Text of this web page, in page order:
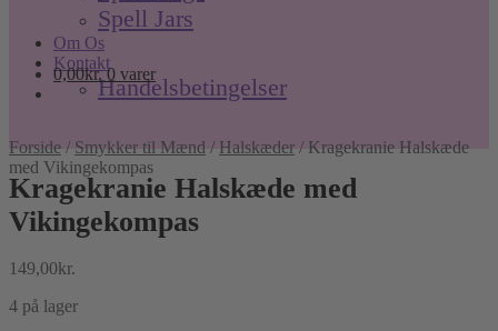
Spell Jars
Om Os
Kontakt
Handelsbetingelser
0,00kr. 0 varer
Forside / Smykker til Mænd /Halskæder/Kragekranie Halskæde
med Vikingekompas
Kragekranie Halskæde med
Vikingekompas
149,00kr.
4 på lager